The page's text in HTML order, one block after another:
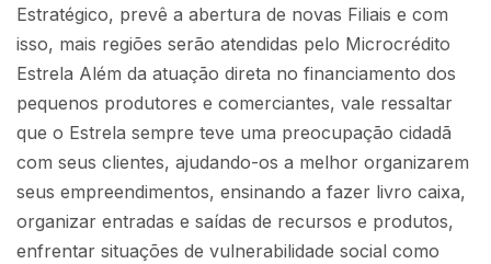
Estratégico, prevê a abertura de novas Filiais e com
isso, mais regiões serão atendidas pelo Microcrédito
Estrela Além da atuação direta no financiamento dos
pequenos produtores e comerciantes, vale ressaltar
que o Estrela sempre teve uma preocupação cidadã
com seus clientes, ajudando-os a melhor organizarem
seus empreendimentos, ensinando a fazer livro caixa,
organizar entradas e saídas de recursos e produtos,
enfrentar situações de vulnerabilidade social como